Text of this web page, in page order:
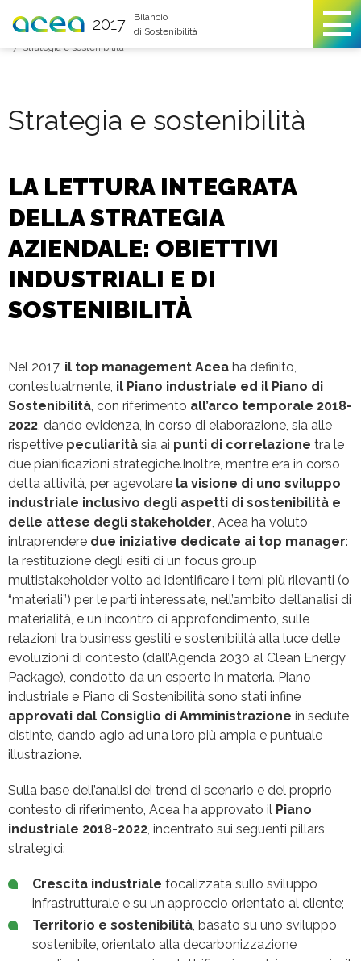
2017
Bilancio
di Sostenibilità
You are here
Analisi del contesto, strategia e sostenibilità
Strategia e sostenibilità
Strategia e sostenibilità
LA LETTURA INTEGRATA
DELLA STRATEGIA
AZIENDALE: OBIETTIVI
INDUSTRIALI E DI
SOSTENIBILITÀ
Nel 2017, il top management Acea ha definito,
contestualmente, il Piano industriale ed il Piano di
Sostenibilità, con riferimento all’arco temporale 2018-
2022, dando evidenza, in corso di elaborazione, sia alle
rispettive peculiarità sia ai punti di correlazione tra le
due pianificazioni strategiche.Inoltre, mentre era in corso
detta attività, per agevolare la visione di uno sviluppo
industriale inclusivo degli aspetti di sostenibilità e
delle attese degli stakeholder, Acea ha voluto
intraprendere due iniziative dedicate ai top manager:
la restituzione degli esiti di un focus group
multistakeholder volto ad identificare i temi più rilevanti (o
“materiali”) per le parti interessate, nell’ambito dell’analisi di
materialità, e un incontro di approfondimento, sulle
relazioni tra business gestiti e sostenibilità alla luce delle
evoluzioni di contesto (dall’Agenda 2030 al Clean Energy
Package), condotto da un esperto in materia. Piano
industriale e Piano di Sostenibilità sono stati infine
approvati dal Consiglio di Amministrazione in sedute
distinte, dando agio ad una loro più ampia e puntuale
illustrazione.
Sulla base dell’analisi dei trend di scenario e del proprio
contesto di riferimento, Acea ha approvato il Piano
industriale 2018-2022, incentrato sui seguenti pillars
strategici:
Crescita industriale focalizzata sullo sviluppo
infrastrutturale e su un approccio orientato al cliente;
Territorio e sostenibilità, basato su uno sviluppo
sostenibile, orientato alla decarbonizzazione